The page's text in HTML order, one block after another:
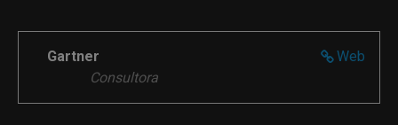
Web
Gartner
Consultora